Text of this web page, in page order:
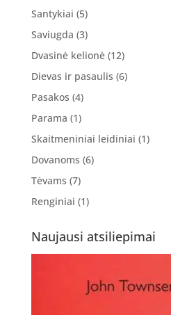
Santykiai (5)
Saviugda (3)
Dvasinė kelionė (12)
Dievas ir pasaulis (6)
Pasakos (4)
Parama (1)
Skaitmeniniai leidiniai (1)
Dovanoms (6)
Tėvams (7)
Renginiai (1)
Naujausi atsiliepimai